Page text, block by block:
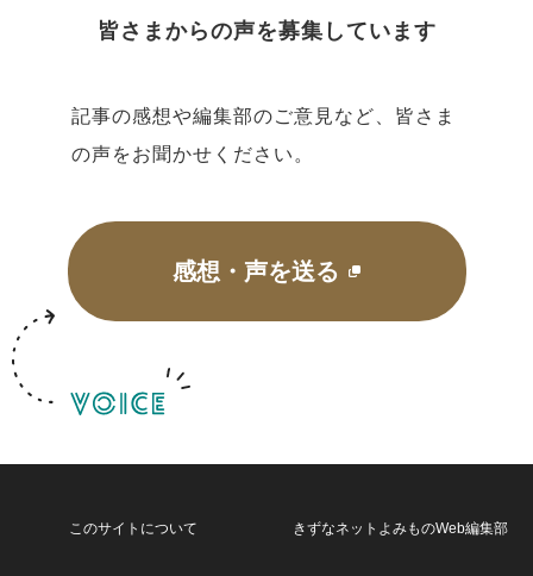
皆さまからの声を募集しています
記事の感想や編集部のご意見など、皆さま
の声をお聞かせください。
感想・声を送る
このサイトについて きずなネットよみものWeb編集部